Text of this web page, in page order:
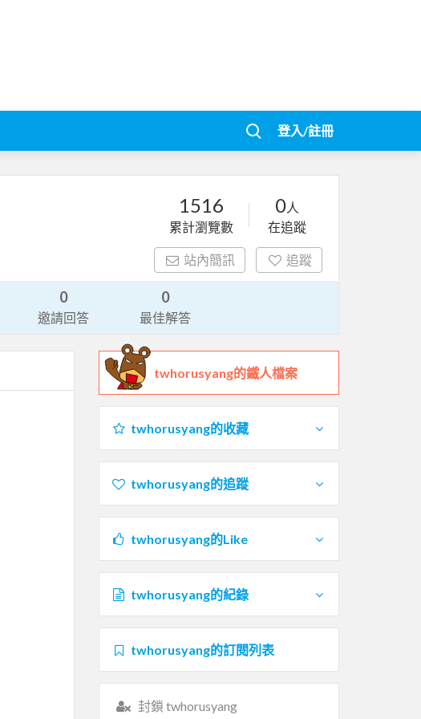
登入/註冊
1516
累計瀏覽數
0人
在追蹤
站內簡訊 追蹤
0
邀請回答
0
最佳解答
twhorusyang的鐵人檔案
twhorusyang的收藏
twhorusyang的追蹤
twhorusyang的Like
twhorusyang的紀錄
twhorusyang的訂閱列表
封鎖 twhorusyang